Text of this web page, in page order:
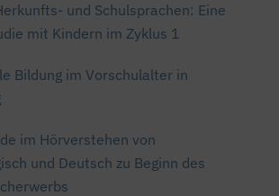
und Schulsprachen: Eine
mit Kindern im Zyklus 1
Bildung im Vorschulalter in
im Hörverstehen von
und Deutsch zu Beginn des